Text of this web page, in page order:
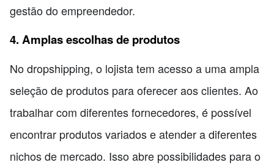
gestão do empreendedor.
4. Amplas escolhas de produtos
No dropshipping, o lojista tem acesso a uma ampla
seleção de produtos para oferecer aos clientes. Ao
trabalhar com diferentes fornecedores, é possível
encontrar produtos variados e atender a diferentes
nichos de mercado. Isso abre possibilidades para o